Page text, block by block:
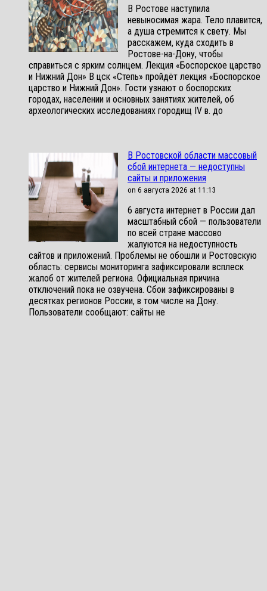
В Ростове наступила
невыносимая жара. Тело плавится,
а душа стремится к свету. Мы
расскажем, куда сходить в
Ростове-на-Дону, чтобы
справиться с ярким солнцем. Лекция «Боспорское царство
и Нижний Дон» В цск «Степь» пройдёт лекция «Боспорское
царство и Нижний Дон». Гости узнают о боспорских
городах, населении и основных занятиях жителей, об
археологических исследованиях городищ IV в. до
В Ростовской области массовый
сбой интернета — недоступны
сайты и приложения
on 6 августа 2026 at 11:13
6 августа интернет в России дал
масштабный сбой — пользователи
по всей стране массово
жалуются на недоступность
сайтов и приложений. Проблемы не обошли и Ростовскую
область: сервисы мониторинга зафиксировали всплеск
жалоб от жителей региона. Официальная причина
отключений пока не озвучена. Сбои зафиксированы в
десятках регионов России, в том числе на Дону.
Пользователи сообщают: сайты не